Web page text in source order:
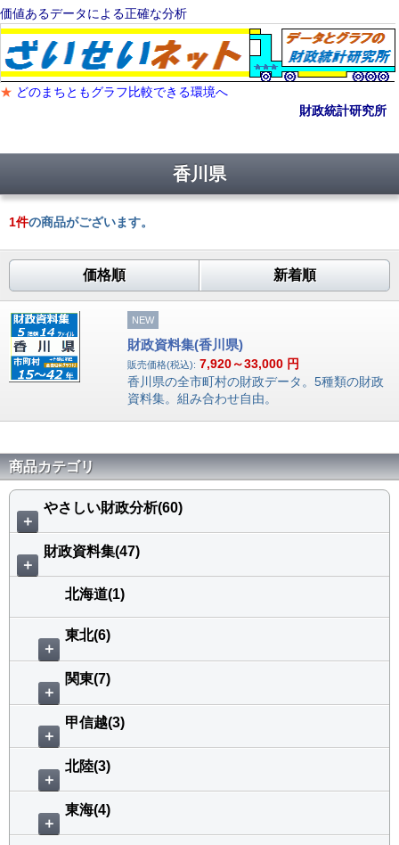
価値あるデータによる正確な分析
★ どのまちともグラフ比較できる環境へ
財政統計研究所
香川県
1件の商品がございます。
価格順 新着順
NEW
財政資料集(香川県)
販売価格(税込): 7,920～33,000 円
香川県の全市町村の財政データ。5種類の財政
資料集。組み合わせ自由。
商品カテゴリ
＋
やさしい財政分析(60)
＋
財政資料集(47)
北海道(1)
＋
東北(6)
＋
関東(7)
＋
甲信越(3)
＋
北陸(3)
＋
東海(4)